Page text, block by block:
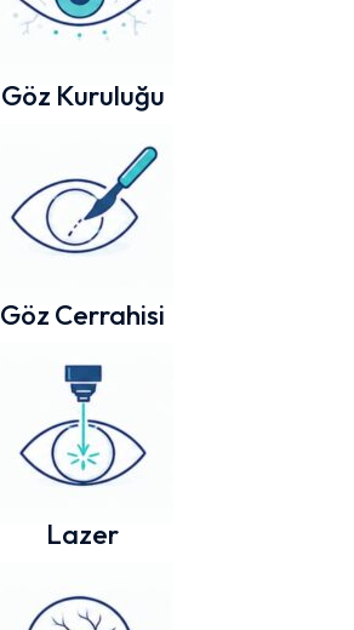
Göz Kuruluğu
Göz Cerrahisi
Lazer